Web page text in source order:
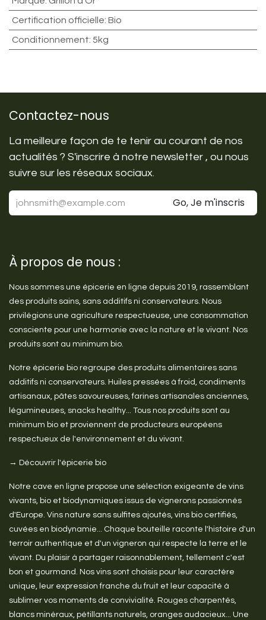
Certification officielle: Bio
Conditionnement: 5kg
Contactez-nous
La meilleure façon de te tenir au courant de nos
actualités ? S'inscrire à notre newsletter , ou nous
suivre sur les réseaux sociaux.
Go, Je m'inscris
À propos de nous :
Nous sommes une épicerie en ligne depuis 2019, rassemblant
des produits sains, sans additifs ni conservateurs. Nous
privilégions une agriculture respectueuse, une consommation
consciente pour une harmonie avec la nature et le vivant. Nos
produits sont au minimum bio.
Notre épicerie bio regroupe des produits alimentaires sans
additifs ni conservateurs. Huiles pressées à froid, condiments
artisanaux, pâtes savoureuses, farines artisanales anciennes,
légumineuses, snacks healthy... Tous nos produits sont au
minimum bio et proviennent de producteurs européens
respectueux de l'environnement et du vivant.
→ Découvrir l'épicerie bio
Notre cave en ligne propose une sélection exigeante de vins
vivants, bio et biodynamiques issus de vignerons passionnés
d'Europe. Vins nature sans sulfites ajoutés, vins bio certifiés,
cuvées en biodynamie... Chaque bouteille raconte l'histoire d'un
terroir authentique et d'un vigneron qui respecte la terre et le
vivant. Du plaisir à partager raisonnablement, tellement c'est
bon et gourmand. Nos vins sont choisis pour leur caractère
unique, leur expression franche du fruit et leur capacité à
sublimer vos moments de convivialité. Rouges charpentés,
blancs minéraux, pétillants naturels, oranges audacieux... Une